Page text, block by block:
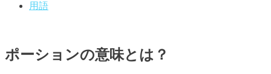
用語
ポーションの意味とは？